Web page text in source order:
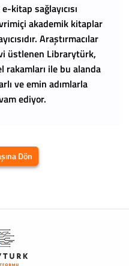
kitap sağlayıcısı
akademik kitaplar
Araştırmacılar
üstlenen Librarytürk,
ile bu alanda
ve emin adımlarla
ediyor.
Dön